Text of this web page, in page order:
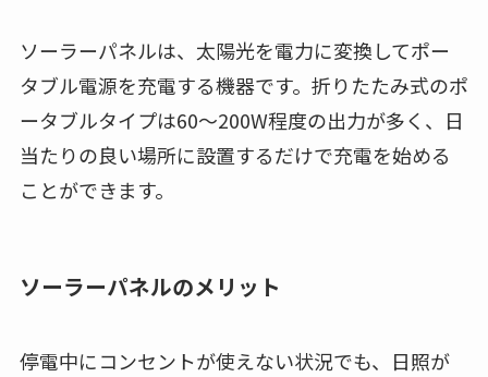
ソーラーパネルは、太陽光を電力に変換してポー
タブル電源を充電する機器です。折りたたみ式のポ
ータブルタイプは60〜200W程度の出力が多く、日
当たりの良い場所に設置するだけで充電を始める
ことができます。
ソーラーパネルのメリット
停電中にコンセントが使えない状況でも、日照が